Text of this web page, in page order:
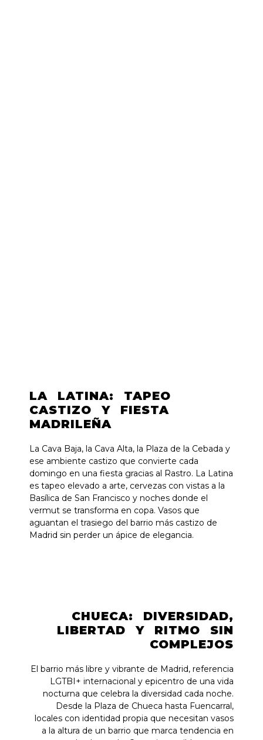
LA LATINA: TAPEO
CASTIZO Y FIESTA
MADRILEÑA
La Cava Baja, la Cava Alta, la Plaza de la Cebada y
ese ambiente castizo que convierte cada
domingo en una fiesta gracias al Rastro. La Latina
es tapeo elevado a arte, cervezas con vistas a la
Basílica de San Francisco y noches donde el
vermut se transforma en copa. Vasos que
aguantan el trasiego del barrio más castizo de
Madrid sin perder un ápice de elegancia.
CHUECA: DIVERSIDAD,
LIBERTAD Y RITMO SIN
COMPLEJOS
El barrio más libre y vibrante de Madrid, referencia
LGTBI+ internacional y epicentro de una vida
nocturna que celebra la diversidad cada noche.
Desde la Plaza de Chueca hasta Fuencarral,
locales con identidad propia que necesitan vasos
a la altura de un barrio que marca tendencia en